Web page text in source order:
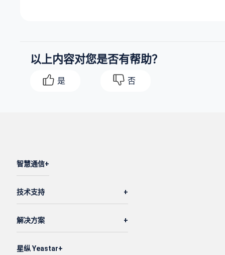
以上内容对您是否有帮助？
是 否
智慧通信
技术支持
解决方案
星纵 Yeastar